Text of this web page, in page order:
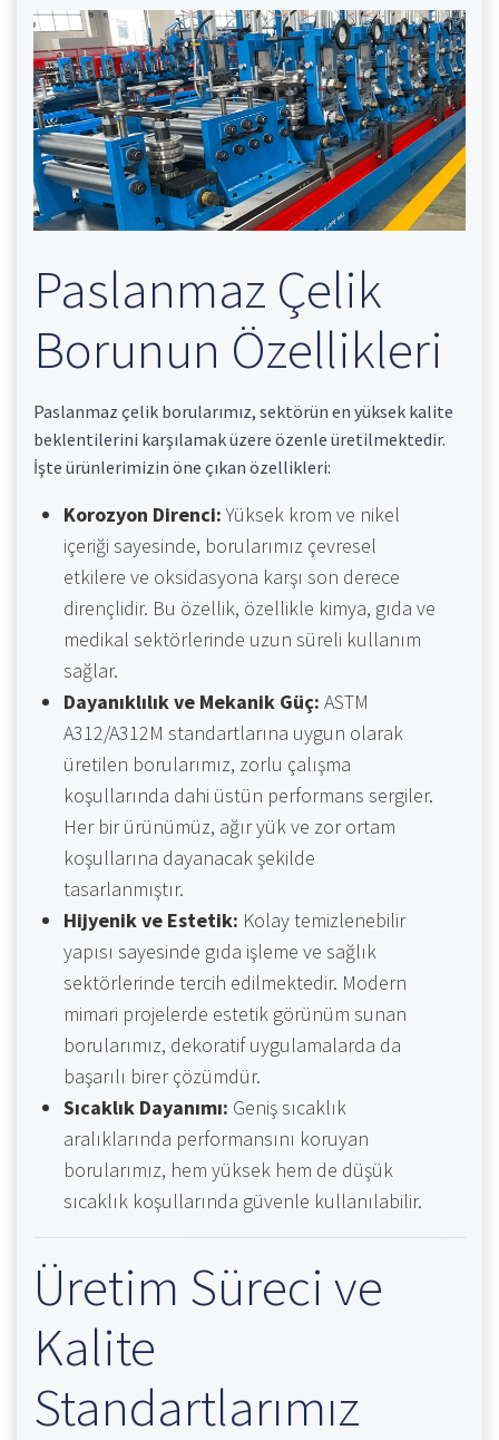
Paslanmaz Çelik
Borunun Özellikleri
Paslanmaz çelik borularımız, sektörün en yüksek kalite
beklentilerini karşılamak üzere özenle üretilmektedir.
İşte ürünlerimizin öne çıkan özellikleri:
Korozyon Direnci:Yüksek krom ve nikel
içeriği sayesinde, borularımız çevresel
etkilere ve oksidasyona karşı son derece
dirençlidir. Bu özellik, özellikle kimya, gıda ve
medikal sektörlerinde uzun süreli kullanım
sağlar.
Dayanıklılık ve Mekanik Güç: ASTM
A312/A312M standartlarına uygun olarak
üretilen borularımız, zorlu çalışma
koşullarında dahi üstün performans sergiler.
Her bir ürünümüz, ağır yük ve zor ortam
koşullarına dayanacak şekilde
tasarlanmıştır.
Hijyenik ve Estetik: Kolay temizlenebilir
yapısı sayesinde gıda işleme ve sağlık
sektörlerinde tercih edilmektedir. Modern
mimari projelerde estetik görünüm sunan
borularımız, dekoratif uygulamalarda da
başarılı birer çözümdür.
Sıcaklık Dayanımı: Geniş sıcaklık
aralıklarında performansını koruyan
borularımız, hem yüksek hem de düşük
sıcaklık koşullarında güvenle kullanılabilir.
Üretim Süreci ve
Kalite
Standartlarımız